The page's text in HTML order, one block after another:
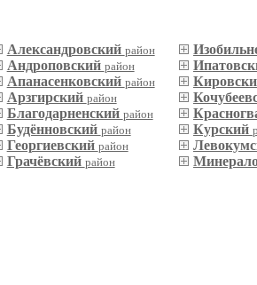
Александровский район
Андроповский район
Апанасенковский район
Арзгирский район
Благодарненский район
Будённовский район
Георгиевский район
Грачёвский район
Курский